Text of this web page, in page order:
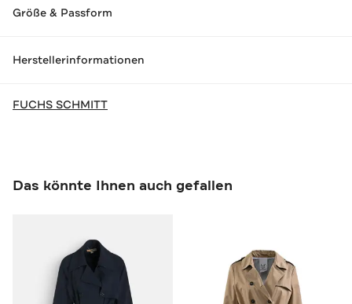
Größe & Passform
Herstellerinformationen
FUCHS SCHMITT
Das könnte Ihnen auch gefallen